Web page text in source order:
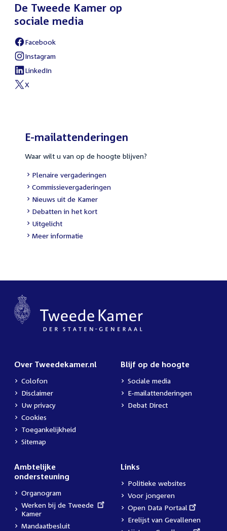
De Tweede Kamer op
sociale media
External
link:
Facebook
External
link:
Instagram
External
link:
LinkedIn
External
X
E-mailattenderingen
Waar wilt u van op de hoogte blijven?
External
link:
Plenaire vergaderingen
External
link:
Commissievergaderingen
External
link:
Nieuws uit de Kamer
External
link:
Debatten in het kort
External
link:
Uitgelicht
Meer informatie
Over Tweedekamer.nl
Colofon
Disclaimer
Uw privacy
Cookies
Toegankelijkheid
Sitemap
Blijf op de hoogte
Sociale media
E-mailattenderingen
Debat Direct
Ambtelijke
ondersteuning
Organogram
External
link:
Werken bij de Tweede
Kamer
Mandaatbesluit
Links
Politieke websites
Voor jongeren
External
link:
Open Data Portaal
Erelijst van Gevallenen